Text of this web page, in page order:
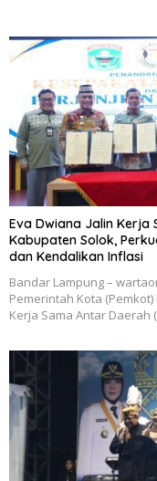
Eva Dwiana Jalin Kerja
Kabupaten Solok,
dan Kendalikan Inflasi
Bandar Lampung –
Pemerintah Kota
Kerja Sama Antar Daerah